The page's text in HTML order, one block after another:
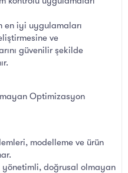
en iyi uygulamaları
ve
güvenilir şekilde
Optimizasyon
modelleme ve ürün
yönetimli, doğrusal olmayan